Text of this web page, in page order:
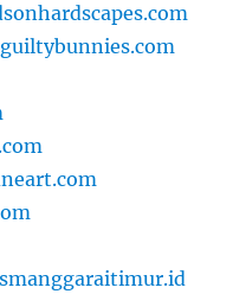
guiltybunnies.com